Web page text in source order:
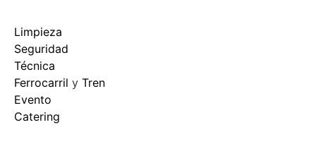
Limpieza
Seguridad
Técnica
Ferrocarril y Tren
Evento
Catering